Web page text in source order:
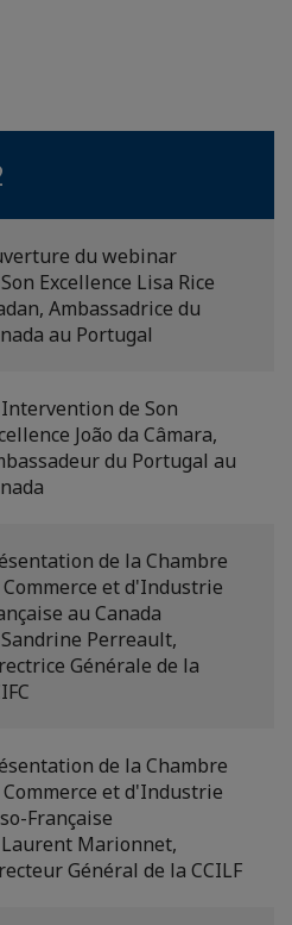
du webinar
Excellence Lisa Rice
Ambassadrice du
au Portugal
de Son
João da Câmara,
du Portugal au
de la Chambre
Commerce et d'Industrie
au Canada
Perreault,
Générale de la
de la Chambre
Commerce et d'Industrie
Française
Marionnet,
Général de la CCILF